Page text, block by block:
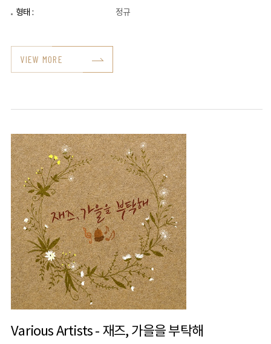
형태 :
정규
VIEW MORE
Various Artists - 재즈, 가을을 부탁해